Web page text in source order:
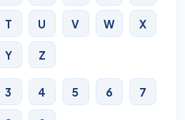
T U V W X
Y Z
3 4 5 6 7